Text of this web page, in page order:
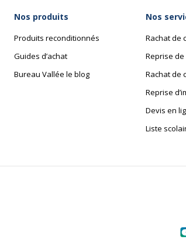
Nos produits
Produits reconditionnés
Guides d’achat
Bureau Vallée le blog
Nos
Rachat de
Reprise
Rachat de
Reprise
Devis en
Liste